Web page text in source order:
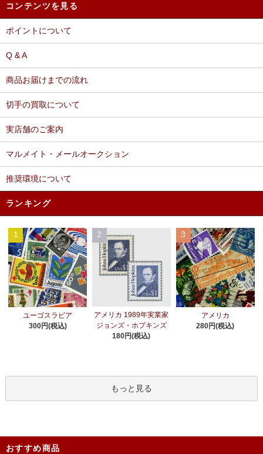
コンテンツを見る
ポイントについて
Q & A
商品お届けまでの流れ
切手の買取について
実店舗のご案内
マルメイト・メールオークション
推奨環境について
ランキング
1
ユーゴスラビア
300円(税込)
2
アメリカ 1989年実業家
ジョンズ・ホプキンズ
180円(税込)
3
アメリカ
280円(税込)
もっと見る
おすすめ商品